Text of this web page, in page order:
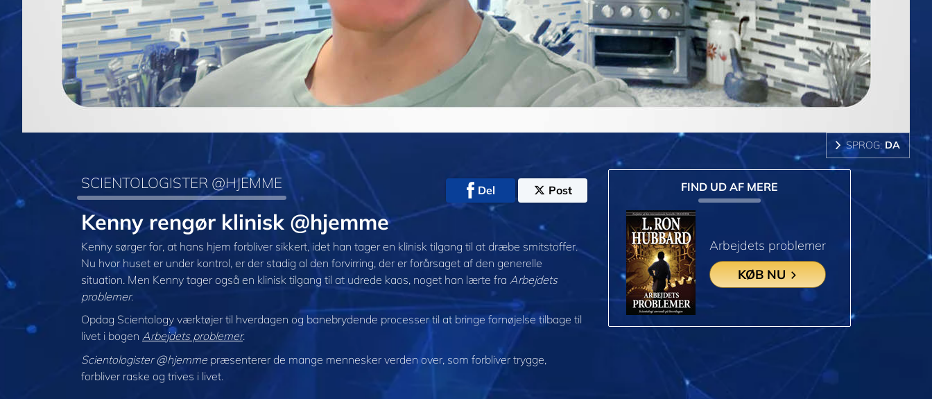
Video
SPROG: DA
SCIENTOLOGISTER @HJEMME Del Post
Kenny rengør klinisk @hjemme
Kenny sørger for, at hans hjem forbliver sikkert, idet han tager en klinisk tilgang til at dræbe smitstoffer.
Nu hvor huset er under kontrol, er der stadig al den forvirring, der er forårsaget af den generelle
situation. Men Kenny tager også en klinisk tilgang til at udrede kaos, noget han lærte fra Arbejdets
problemer.
Opdag Scientology værktøjer til hverdagen og banebrydende processer til at bringe fornøjelse tilbage til
livet i bogen Arbejdets problemer.
Scientologister @hjemmepræsenterer de mange mennesker verden over, som forbliver trygge,
forbliver raske og trives i livet.
FIND UD AF MERE
Arbejdets problemer
KØB NU